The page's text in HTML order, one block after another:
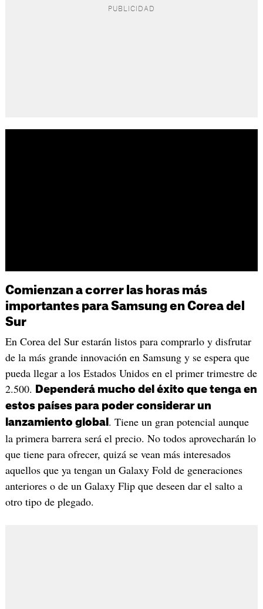
Comienzan a correr las horas más
importantes para Samsung en Corea del
Sur
En Corea del Sur estarán listos para comprarlo y disfrutar
de la más grande innovación en Samsung y se espera que
pueda llegar a los Estados Unidos en el primer trimestre de
2.500.
Dependerá mucho del éxito que tenga en
estos países para poder considerar un
lanzamiento global . Tiene un gran potencial aunque
la primera barrera será el precio. No todos aprovecharán lo
que tiene para ofrecer, quizá se vean más interesados
aquellos que ya tengan un Galaxy Fold de generaciones
anteriores o de un Galaxy Flip que deseen dar el salto a
otro tipo de plegado.